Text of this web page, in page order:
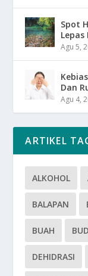
Spot
Lepas
Agu 5,
Dan
Agu 4,
ARTIKEL
ALKOHOL
BALAPAN
BUAH
DEHIDRASI